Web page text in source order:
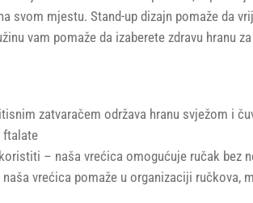
svom mjestu. Stand-up dizajn pomaže da
vam pomaže da izaberete zdravu hranu
zatvaračem održava hranu svježom i
ftalate
– naša vrećica omogućuje ručak bez
naša vrećica pomaže u organizaciji ručkova,